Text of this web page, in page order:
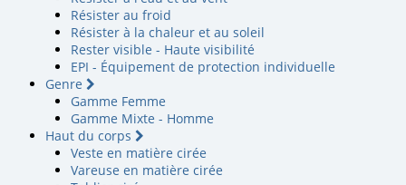
Résister au froid
Résister à la chaleur et au soleil
Rester visible - Haute visibilité
EPI - Équipement de protection individuelle
Genre
Gamme Femme
Gamme Mixte - Homme
Haut du corps
Veste en matière cirée
Vareuse en matière cirée